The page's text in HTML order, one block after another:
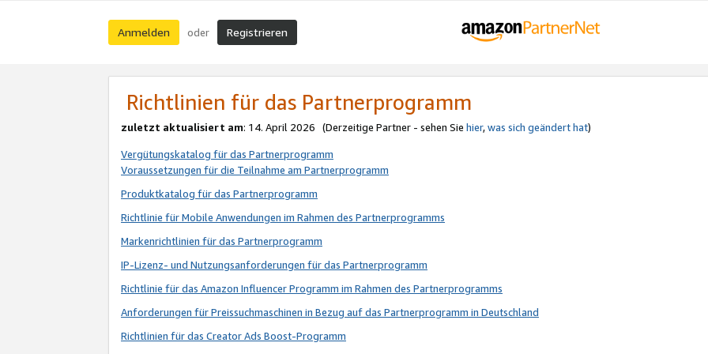
Anmelden oder Registrieren
Richtlinien für das Partnerprogramm
zuletzt aktualisiert am: 14. April 2026 (Derzeitige Partner - sehen Sie hier,was sich geändert hat)
Vergütungskatalog für das Partnerprogramm
Voraussetzungen für die Teilnahme am Partnerprogramm
Produktkatalog für das Partnerprogramm
Richtlinie für Mobile Anwendungen im Rahmen des Partnerprogramms
Markenrichtlinien für das Partnerprogramm
IP-Lizenz- und Nutzungsanforderungen für das Partnerprogramm
Richtlinie für das Amazon Influencer Programm im Rahmen des Partnerprogramms
Anforderungen für Preissuchmaschinen in Bezug auf das Partnerprogramm in Deutschland
Richtlinien für das Creator Ads Boost-Programm